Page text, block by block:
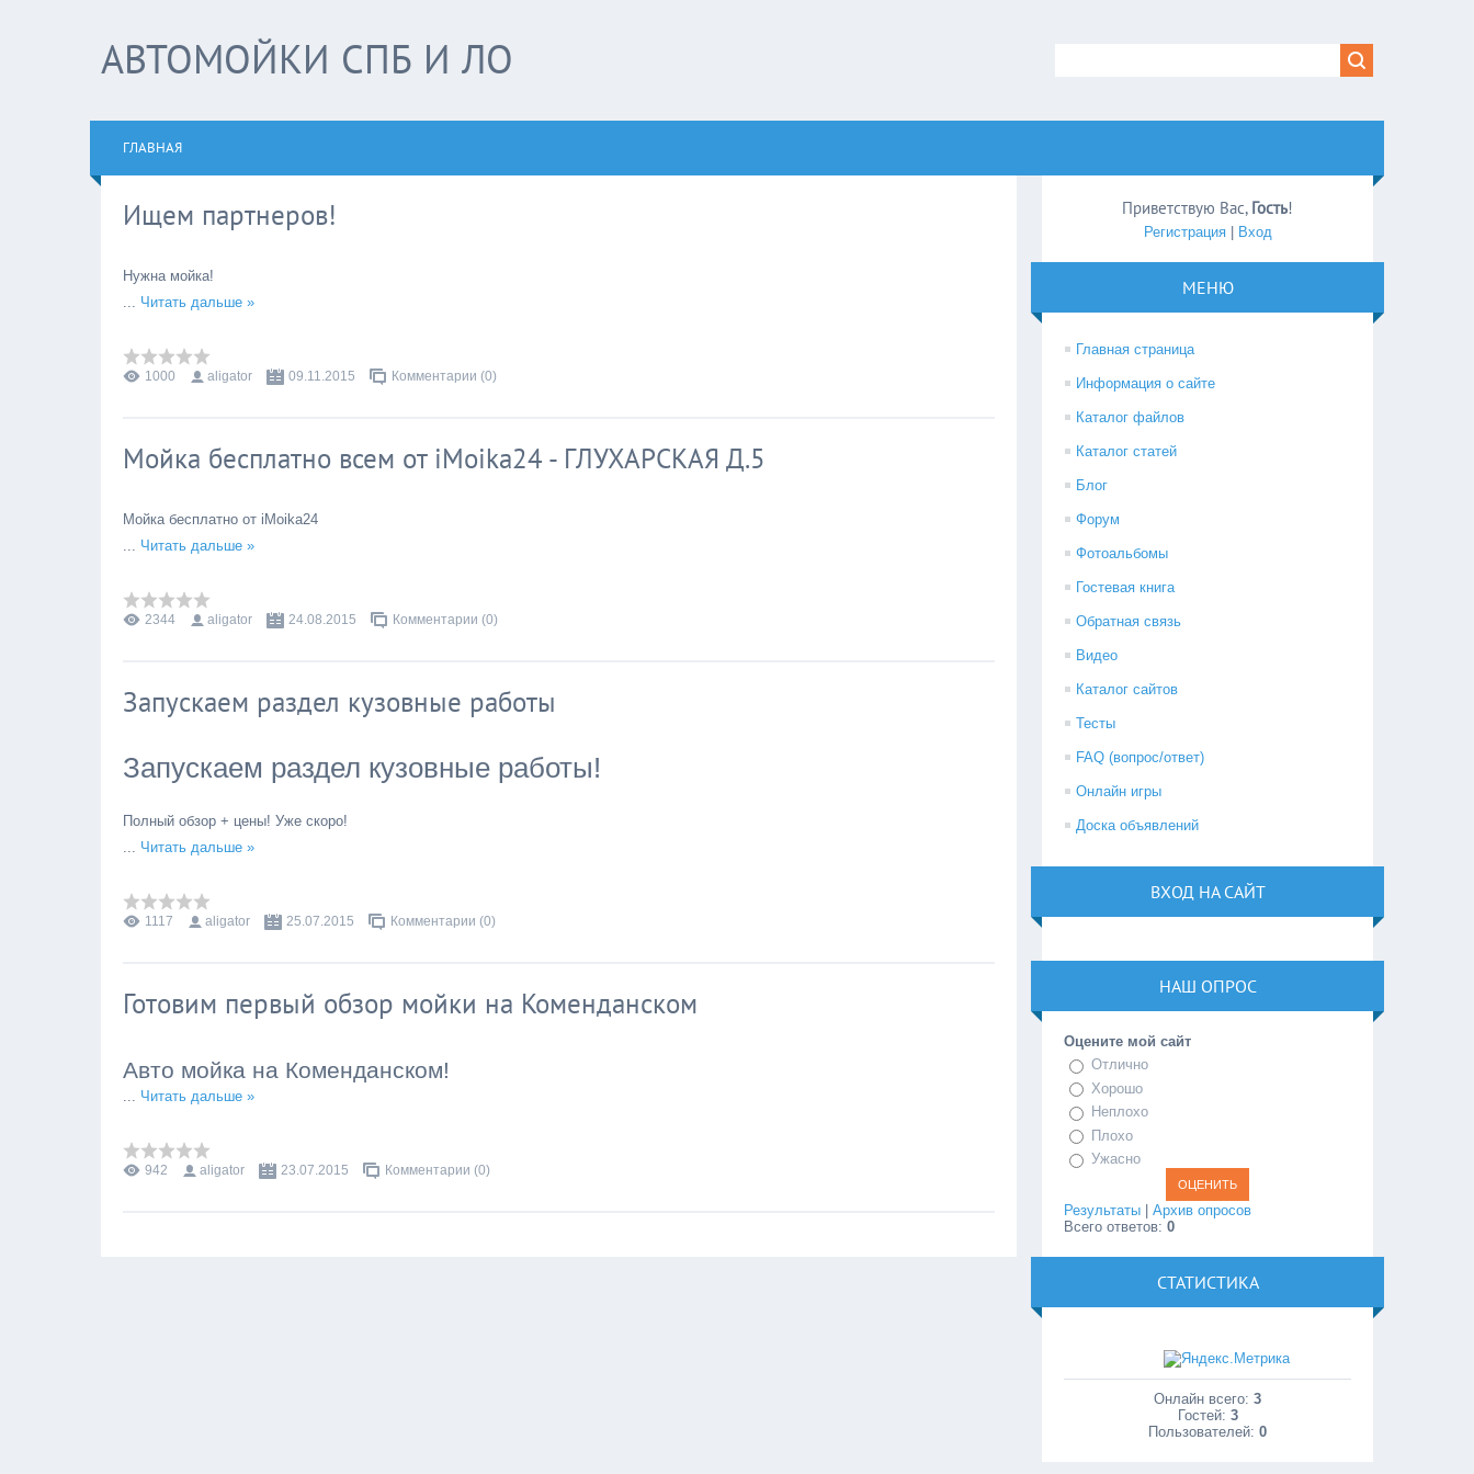
АВТОМОЙКИ СПБ И ЛО
ГЛАВНАЯ
Ищем партнеров!
Нужна мойка!
... Читать дальше »
1000 aligator 09.11.2015 Комментарии (0)
Мойка бесплатно всем от iMoika24 - ГЛУХАРСКАЯ Д.5
Мойка бесплатно от iMoika24
... Читать дальше »
2344 aligator 24.08.2015 Комментарии (0)
Запускаем раздел кузовные работы
Запускаем раздел кузовные работы!
Полный обзор + цены! Уже скоро!
... Читать дальше »
1117 aligator 25.07.2015 Комментарии (0)
Готовим первый обзор мойки на Коменданском
Авто мойка на Коменданском!
... Читать дальше »
942 aligator 23.07.2015 Комментарии (0)
Приветствую Вас, Гость!
Регистрация| Вход
МЕНЮ
Главная страница
Информация о сайте
Каталог файлов
Каталог статей
Блог
Форум
Фотоальбомы
Гостевая книга
Обратная связь
Видео
Каталог сайтов
Тесты
FAQ (вопрос/ответ)
Онлайн игры
Доска объявлений
ВХОД НА САЙТ
НАШ ОПРОС
Оцените мой сайт
Отлично
Хорошо
Неплохо
Плохо
Ужасно
Результаты |Архив опросов
Всего ответов:0
СТАТИСТИКА
Онлайн всего:3
Гостей: 3
Пользователей:0